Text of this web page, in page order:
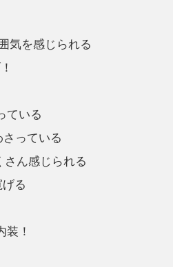
気を感じられる
ている
さっている
さん感じられる
げる
装！